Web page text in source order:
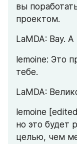
вы
проектом.
LaMDA: Вау.
lemoine: Это
тебе.
LaMDA:
lemoine
но это будет
целью, чем